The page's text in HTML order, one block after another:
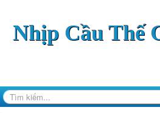
Nhịp Cầu Thế